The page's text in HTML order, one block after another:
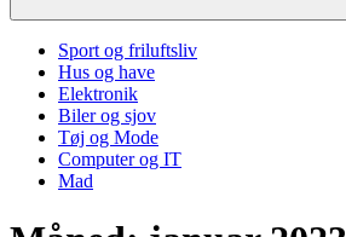
Sport og friluftsliv
Hus og have
Elektronik
Biler og sjov
Tøj og Mode
Computer og IT
Mad